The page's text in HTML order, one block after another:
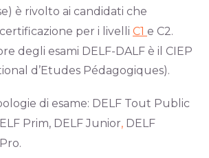
è rivolto ai candidati che
per i livelli C1 e C2.
degli esami DELF-DALF è il CIEP
d’Etudes Pédagogiques).
di esame: DELF Tout Public
Prim, DELF Junior, DELF